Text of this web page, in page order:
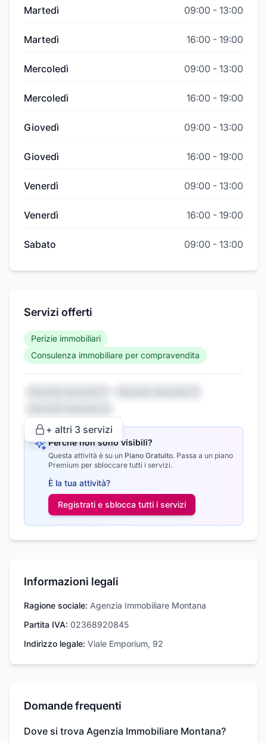
Martedì 09:00 - 13:00
Martedì 16:00 - 19:00
Mercoledì 09:00 - 13:00
Mercoledì 16:00 - 19:00
Giovedì 09:00 - 13:00
Giovedì 16:00 - 19:00
Venerdì 09:00 - 13:00
Venerdì 16:00 - 19:00
Sabato 09:00 - 13:00
Servizi offerti
Perizie immobiliari
Consulenza immobiliare per compravendita
+ altri 3 servizi
Perché non sono visibili?
Questa attività è su un Piano Gratuito. Passa a un piano
Premium per sbloccare tutti i servizi.
È la tua attività?
Registrati e sblocca tutti i servizi
Informazioni legali
Ragione sociale: Agenzia Immobiliare Montana
Partita IVA: 02368920845
Indirizzo legale: Viale Emporium, 92
Domande frequenti
Dove si trova Agenzia Immobiliare Montana?